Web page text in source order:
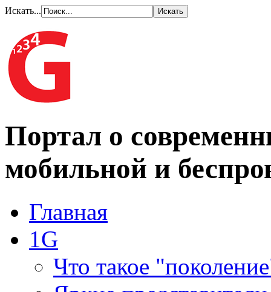
Искать...
Портал о
мобильной и
Главная
1G
Что такое